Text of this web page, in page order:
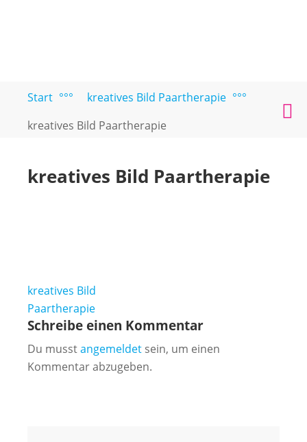
springen
PAARTEXT
Coaching
Singles
Start °°° kreatives Bild Paartherapie °°°
kreatives Bild Paartherapie
kreatives Bild Paartherapie
Beitragsnavigation
kreatives Bild
Paartherapie
Schreibe einen Kommentar
Du musstangemeldet sein, um einen
Kommentar abzugeben.